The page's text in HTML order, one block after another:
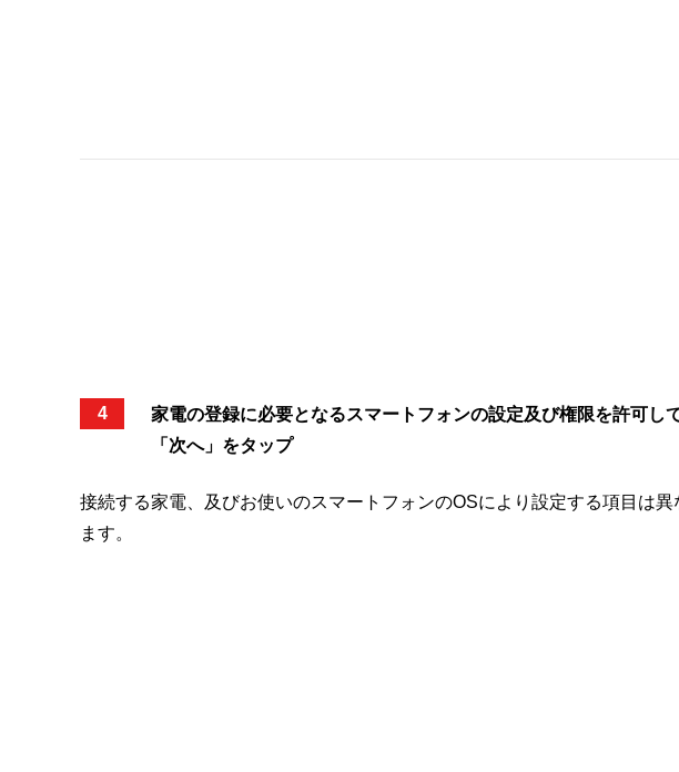
4
家電の登録に必要となるスマートフォンの設定及び権限を許可し
「次へ」 をタップ
接続する家電、及びお使いのスマートフォンのOSにより設定する項目は異
ます。